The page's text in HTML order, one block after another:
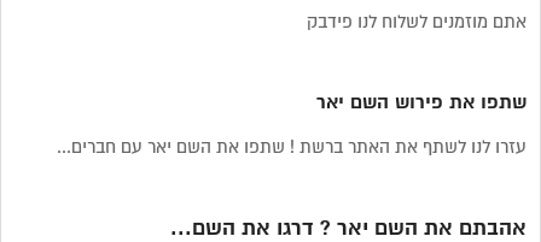
אתם מוזמנים לשלוח לנו פידבק
שתפו את פירוש השם יאר
עזרו לנו לשתף את האתר ברשת ! שתפו את השם יאר עם חברים...
אהבתם את השם יאר ? דרגו את השם...